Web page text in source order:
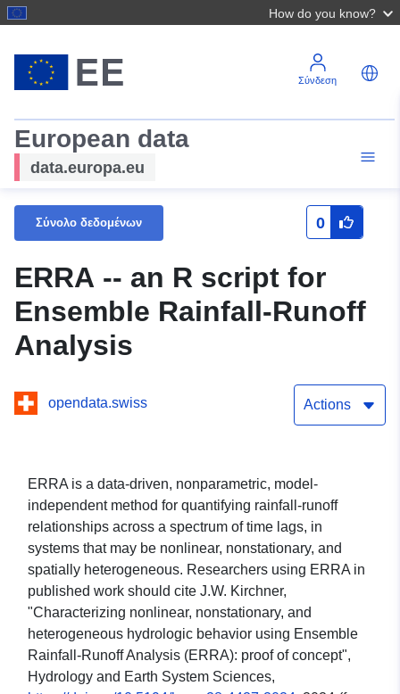
How do you know?
Σύνδεση
European data
data.europa.eu
Σύνολο δεδομένων 0
ERRA -- an R script for
Ensemble Rainfall-Runoff
Analysis
opendata.swiss Actions
ERRA is a data-driven, nonparametric, model-
independent method for quantifying rainfall-runoff
relationships across a spectrum of time lags, in
systems that may be nonlinear, nonstationary, and
spatially heterogeneous. Researchers using ERRA in
published work should cite J.W. Kirchner,
"Characterizing nonlinear, nonstationary, and
heterogeneous hydrologic behavior using Ensemble
Rainfall-Runoff Analysis (ERRA): proof of concept",
Hydrology and Earth System Sciences,